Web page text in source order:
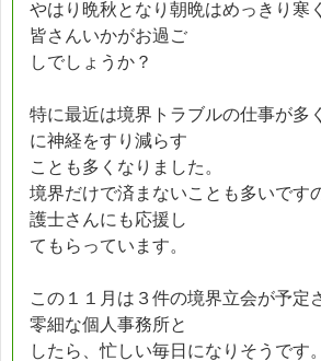
やはり晩秋となり朝晩はめっきり寒
皆さんいかがお過ご
しでしょうか？
特に最近は境界トラブルの仕事が多
に神経をすり減らす
ことも多くなりました。
境界だけで済まないことも多いです
護士さんにも応援し
てもらっています。
この１１月は３件の境界立会が予定
零細な個人事務所と
したら、忙しい毎日になりそうです。